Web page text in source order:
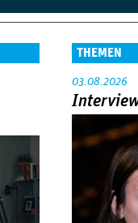
THEMEN
03.08.2026